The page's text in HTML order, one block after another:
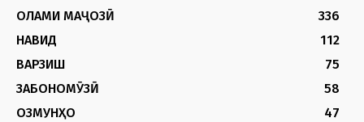
ОЛАМИ МАҶОЗӢ
336
НАВИД
112
ВАРЗИШ
75
ЗАБОНОМӮЗӢ
58
ОЗМУНҲО
47